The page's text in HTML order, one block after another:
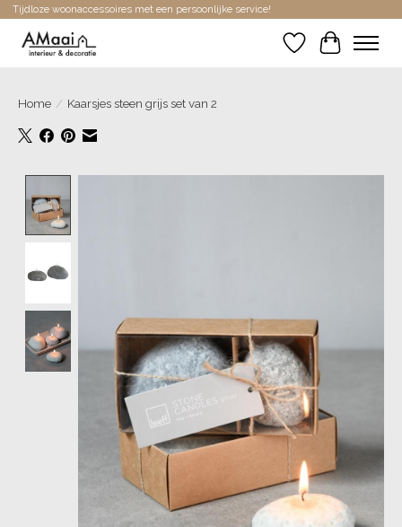
Tijdloze woonaccessoires met een persoonlijke service!
Verlanglijst
Home / Kaarsjes steen grijs set van 2